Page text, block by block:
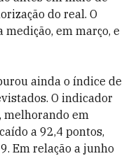
do real. O
em março, e
ainda o índice de
O indicador
melhorando em
a 92,4 pontos,
Em relação a junho